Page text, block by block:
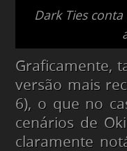
Dark Ties
Graficamente,
versão mais
6), o que no
cenários de
claramente